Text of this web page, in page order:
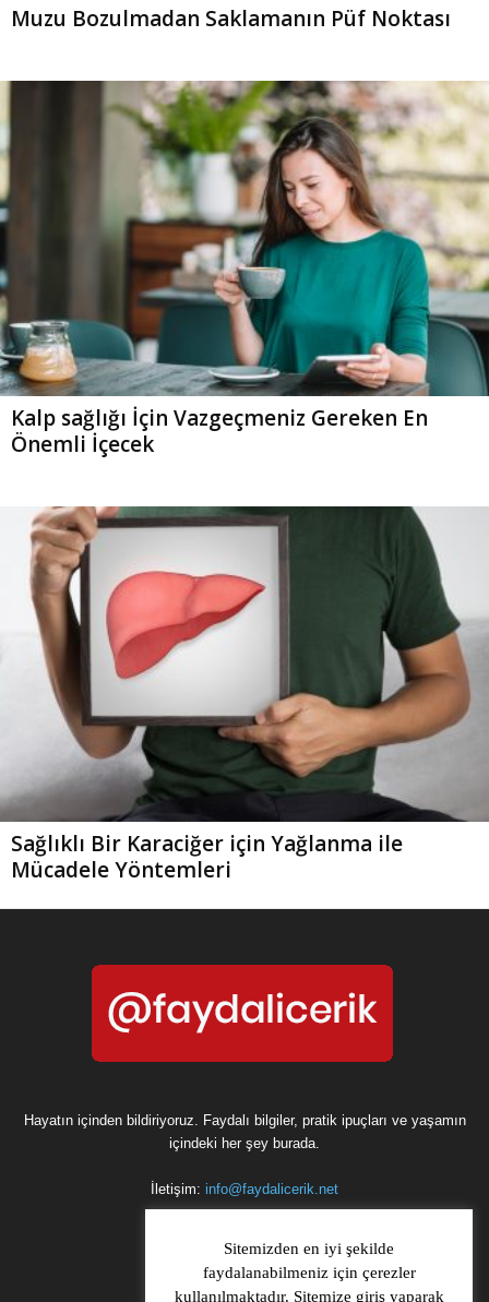
Muzu Bozulmadan Saklamanın Püf Noktası
Kalp sağlığı İçin Vazgeçmeniz Gereken En
Önemli İçecek
Sağlıklı Bir Karaciğer için Yağlanma ile
Mücadele Yöntemleri
Hayatın içinden bildiriyoruz. Faydalı bilgiler, pratik ipuçları ve yaşamın
içindeki her şey burada.
İletişim: info@faydalicerik.net
Sitemizden en iyi şekilde
faydalanabilmeniz için çerezler
kullanılmaktadır. Sitemize giriş yaparak